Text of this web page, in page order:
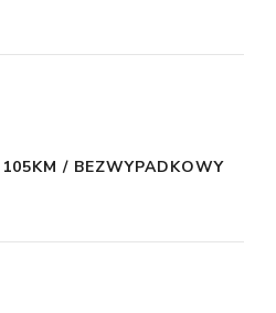
/ BEZWYPADKOWY